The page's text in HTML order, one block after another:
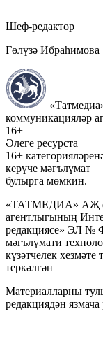
Шеф-редактор
Гөлүзә Ибраһимова
коммуникацияләр
16+
Әлеге ресурста
16+
керүче мәгълүмат
булырга мөмкин.
«ТАТМЕДИА» АҖ
агентлыгының
редакциясе» ЭЛ №
мәгълүмати
күзәтчелек
теркәлгән
Материалларны
редакциядән